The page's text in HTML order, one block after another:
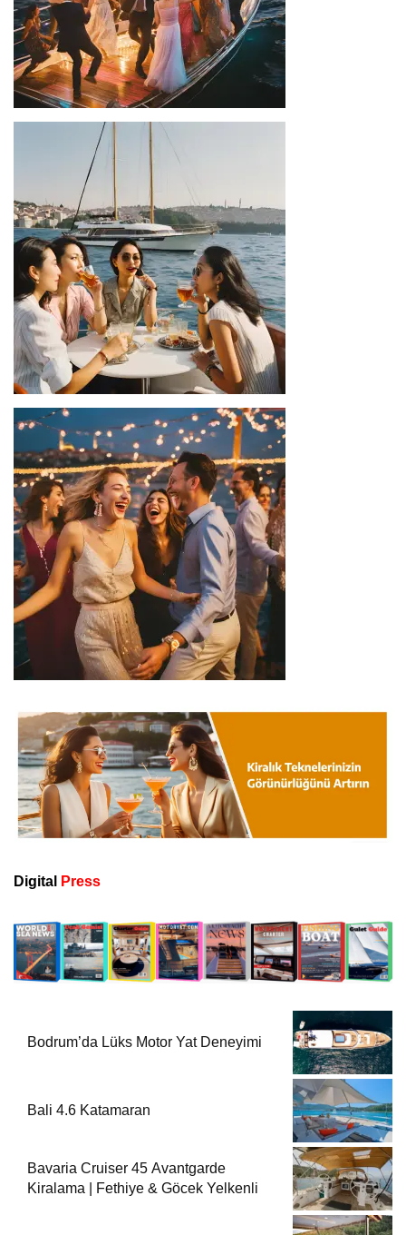
Digital Press
Bodrum’da Lüks Motor Yat Deneyimi
Bali 4.6 Katamaran
Bavaria Cruiser 45 Avantgarde
Kiralama | Fethiye & Göcek Yelkenli